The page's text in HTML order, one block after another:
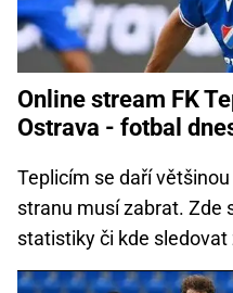
Online stream FK
Ostrava - fotbal
Teplicím se daří
stranu musí zabrat. Zde
statistiky či kde sledovat